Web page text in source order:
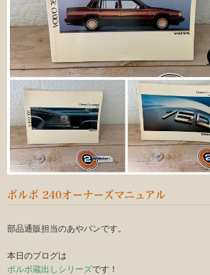
ボルボ 240オーナーズマニュアル
部品通販担当のあやパンです。
本日のブログは
ボルボ蔵出しシリーズです！